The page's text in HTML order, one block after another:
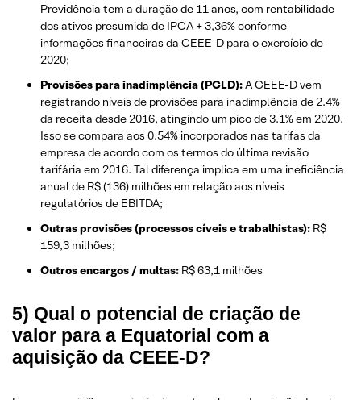
Previdência tem a duração de 11 anos, com rentabilidade
dos ativos presumida de IPCA + 3,36% conforme
informações financeiras da CEEE-D para o exercício de
2020;
Provisões para inadimplência (PCLD):A CEEE-D vem
registrando níveis de provisões para inadimplência de 2.4%
da receita desde 2016, atingindo um pico de 3.1% em 2020.
Isso se compara aos 0.54% incorporados nas tarifas da
empresa de acordo com os termos do última revisão
tarifária em 2016. Tal diferença implica em uma ineficiência
anual de R$ (136) milhões em relação aos níveis
regulatórios de EBITDA;
Outras provisões(processos cíveis e trabalhistas): R$
159,3 milhões;
Outros encargos / multas: R$ 63,1 milhões
5) Qual o potencial de criação de
valor para a Equatorial com a
aquisição da CEEE-D?